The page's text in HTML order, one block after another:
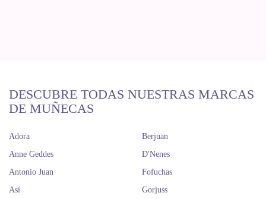
DESCUBRE TODAS NUESTRAS MARCAS
DE MUÑECAS
Adora
Anne Geddes
Antonio Juan
Así
Berjuan
D'Nenes
Fofuchas
Gorjuss